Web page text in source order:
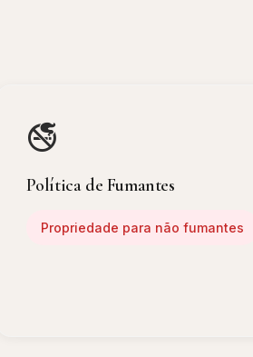
🚭
Política de Fumantes
Propriedade para não fumantes